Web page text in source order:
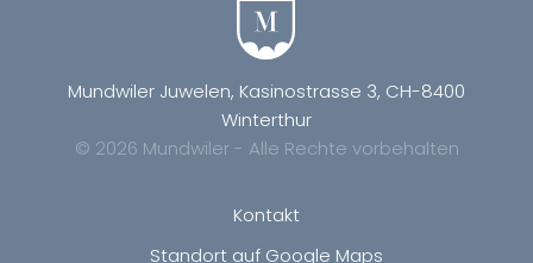
Mundwiler Juwelen, Kasinostrasse 3, CH-8400
Winterthur
© 2026 Mundwiler - Alle Rechte vorbehalten
Kontakt
Standort auf Google Maps